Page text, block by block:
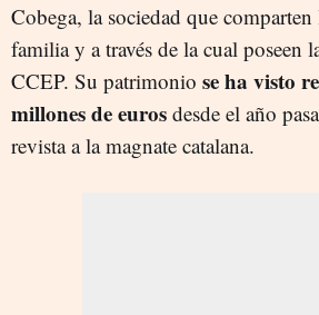
Cobega, la sociedad que
familia y a través de la cual poseen
CCEP. Su patrimonio se ha visto
millones de euros desde el año
revista a la magnate catalana.